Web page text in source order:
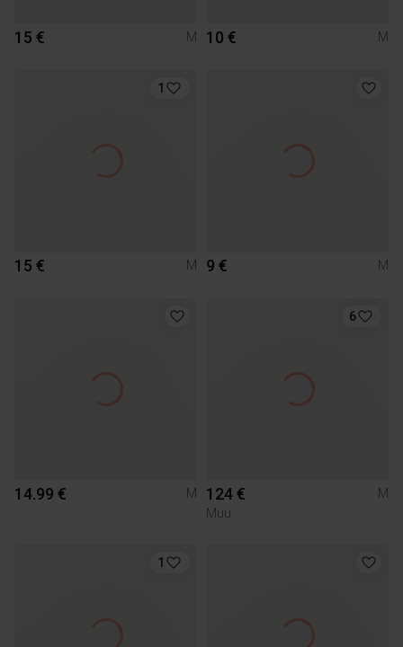
15 € M 10 € M
1
15 € M 9 € M
14.99 € M
6
124 €
M
Muu
1